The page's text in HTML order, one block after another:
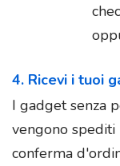
4. Ricevi i tuoi
I gadget senza
vengono
conferma